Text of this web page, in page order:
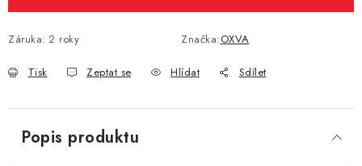
Záruka: 2 roky Značka:OXVA
Tisk Zeptat se Hlídat Sdílet
Popis produktu